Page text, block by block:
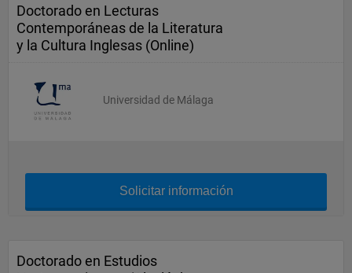
Doctorado en Lecturas
Contemporáneas de la Literatura
y la Cultura Inglesas (Online)
Universidad de Málaga
Solicitar información
Doctorado en Estudios